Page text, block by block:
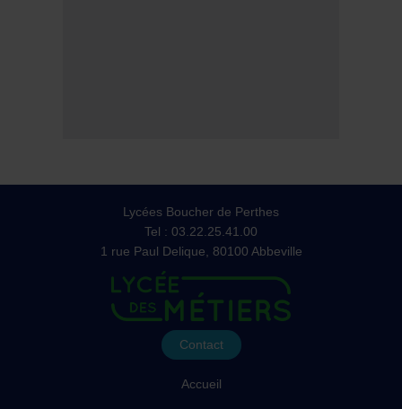
Lycées Boucher de Perthes
Tel : 03.22.25.41.00
1 rue Paul Delique, 80100 Abbeville
Contact
Accueil